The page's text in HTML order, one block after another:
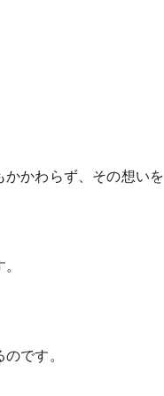
かわらず、その想いを
です。